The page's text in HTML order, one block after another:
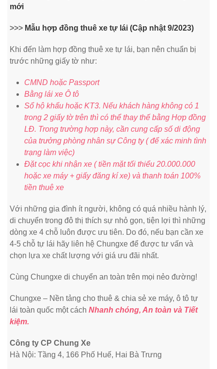
mới
>>> Mẫu hợp đồng thuê xe tự lái (Cập nhật 9/2023)
Khi đến làm hợp đồng thuê xe tự lái, bạn nên chuẩn bị
trước những giấy tờ như:
CMND hoặc Passport
Bằng lái xe Ô tô
Sổ hộ khẩu hoặc KT3. Nếu khách hàng không có 1
trong 2 giấy tờ trên thì có thể thay thế bằng Hợp đồng
LĐ. Trong trường hợp này, cần cung cấp số di động
của trưởng phòng nhân sự Công ty ( để xác minh tình
trạng làm việc)
Đặt cọc khi nhận xe ( tiền mặt tối thiểu 20.000.000
hoặc xe máy + giấy đăng kí xe) và thanh toán 100%
tiền thuê xe
Với những gia đình ít người, không có quá nhiều hành lý,
di chuyển trong đô thị thích sự nhỏ gọn, tiện lợi thì những
dòng xe 4 chỗ luôn được ưu tiên. Do đó, nếu bạn cần xe
4-5 chỗ tự lái hãy liên hệ Chungxe để được tư vấn và
chọn lựa xe chất lượng với giá ưu đãi nhất.
Cùng Chungxe di chuyển an toàn trên mọi nẻo đường!
Chungxe – Nền tảng cho thuê & chia sẻ xe máy, ô tô tự
lái toàn quốc một cách Nhanh chóng, An toàn và Tiết
kiệm.
Công ty CP Chung Xe
Hà Nội: Tầng 4, 166 Phố Huế, Hai Bà Trưng